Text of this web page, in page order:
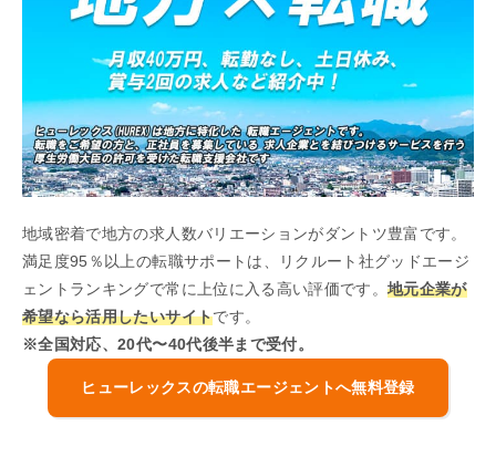
地域密着で地方の求人数バリエーションがダントツ豊富です。
満足度95％以上の転職サポートは、リクルート社グッドエージ
ェントランキングで常に上位に入る高い評価です。地元企業が
希望なら活用したいサイトです。
※全国対応、20代〜40代後半まで受付。
ヒューレックスの転職エージェントへ無料登録